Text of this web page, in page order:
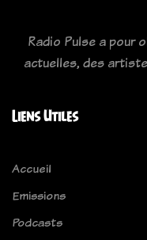
Radio Pulse a pour
actuelles, des
Liens Utiles
Accueil
Emissions
Podcasts